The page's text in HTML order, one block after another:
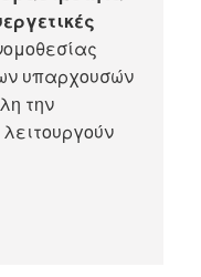
υπαρχουσών
την